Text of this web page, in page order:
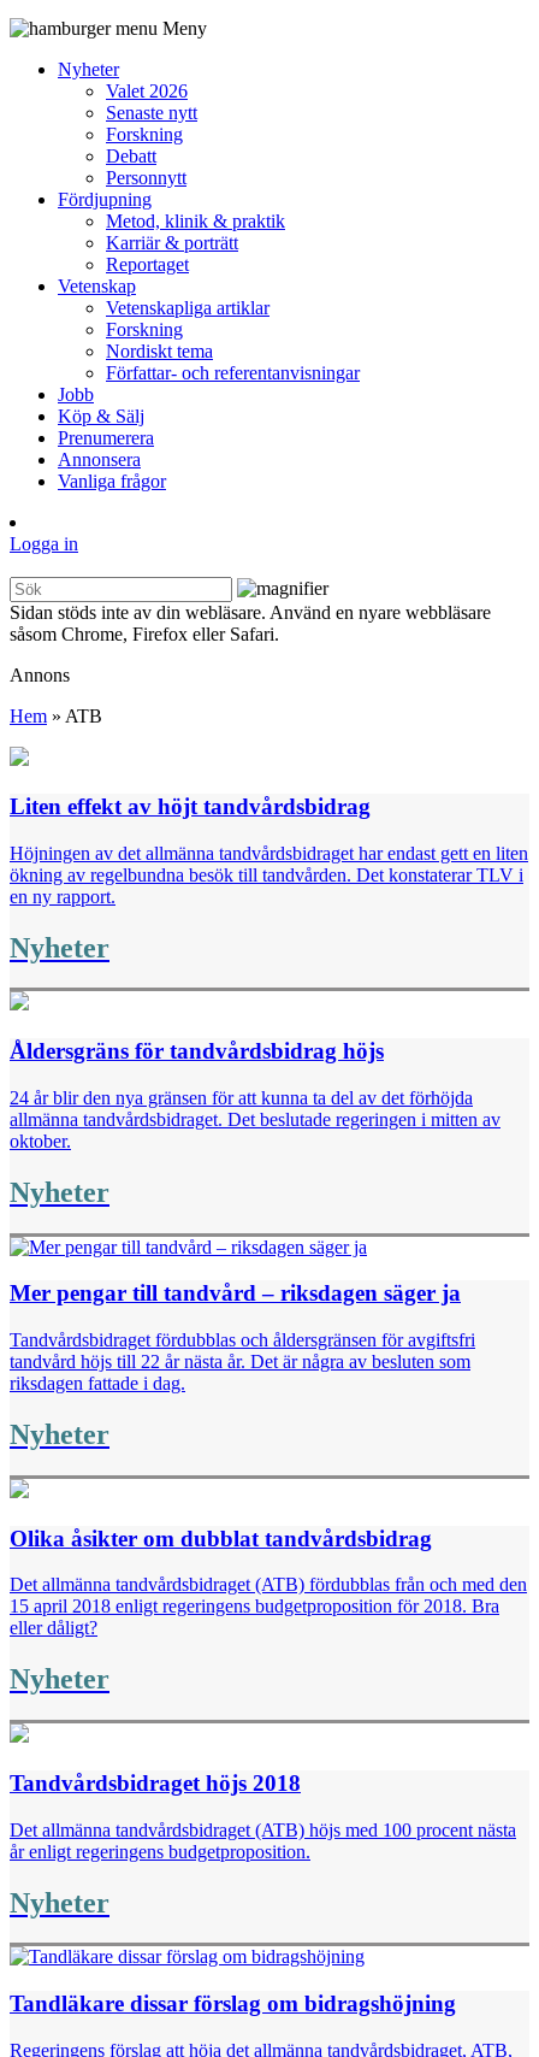
Meny
Nyheter
Valet 2026
Senaste nytt
Forskning
Debatt
Personnytt
Fördjupning
Metod, klinik & praktik
Karriär & porträtt
Reportaget
Vetenskap
Vetenskapliga artiklar
Forskning
Nordiskt tema
Författar- och referentanvisningar
Jobb
Köp & Sälj
Prenumerera
Annonsera
Vanliga frågor
Logga in
Sidan stöds inte av din webläsare. Använd en nyare webbläsare
såsom Chrome, Firefox eller Safari.
Annons
Hem » ATB
Liten effekt av höjt tandvårdsbidrag
Höjningen av det allmänna tandvårdsbidraget har endast gett en liten
ökning av regelbundna besök till tandvården. Det konstaterar TLV i
en ny rapport.
Nyheter
Åldersgräns för tandvårdsbidrag höjs
24 år blir den nya gränsen för att kunna ta del av det förhöjda
allmänna tandvårdsbidraget. Det beslutade regeringen i mitten av
oktober.
Nyheter
Mer pengar till tandvård – riksdagen säger ja
Tandvårdsbidraget fördubblas och åldersgränsen för avgiftsfri
tandvård höjs till 22 år nästa år. Det är några av besluten som
riksdagen fattade i dag.
Nyheter
Olika åsikter om dubblat tandvårdsbidrag
Det allmänna tandvårdsbidraget (ATB) fördubblas från och med den
15 april 2018 enligt regeringens budgetproposition för 2018. Bra
eller dåligt?
Nyheter
Tandvårdsbidraget höjs 2018
Det allmänna tandvårdsbidraget (ATB) höjs med 100 procent nästa
år enligt regeringens budgetproposition.
Nyheter
Tandläkare dissar förslag om bidragshöjning
Regeringens förslag att höja det allmänna tandvårdsbidraget, ATB,